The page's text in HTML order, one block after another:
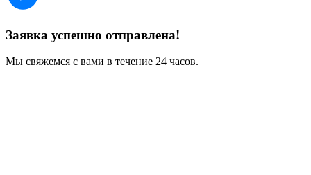
Заявка успешно отправлена!
Мы свяжемся с вами в течение 24 часов.